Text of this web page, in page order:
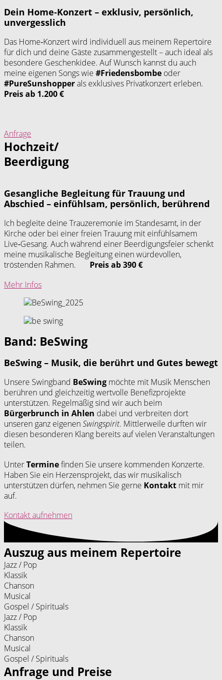
Dein Home‑Konzert – exklusiv, persönlich,
unvergesslich
Das Home‑Konzert wird individuell aus meinem Repertoire
für dich und deine Gäste zusammengestellt – auch ideal als
besondere Geschenkidee. Auf Wunsch kannst du auch
meine eigenen Songs wie #Friedensbombe oder
#PureSunshopperals exklusives Privatkonzert erleben.
Preis ab 1.200 €
Anfrage
Hochzeit/
Beerdigung
Gesangliche Begleitung für Trauung und
Abschied – einfühlsam, persönlich, berührend
Ich begleite deine Trauzeremonie im Standesamt, in der
Kirche oder bei einer freien Trauung mit einfühlsamem
Live‑Gesang. Auch während einer Beerdigungsfeier schenkt
meine musikalische Begleitung einen würdevollen,
tröstenden Rahmen. Preis ab 390 €
Mehr Infos
Band: BeSwing
BeSwing – Musik, die berührt und Gutes bewegt
Unsere Swingband BeSwing möchte mit Musik Menschen
berühren und gleichzeitig wertvolle Benefizprojekte
Bürgerbrunch in Ahlen dabei und verbreiten dort
unseren ganz eigenen Swingspirit. Mittlerweile durften wir
diesen besonderen Klang bereits auf vielen Veranstaltungen
teilen.
Unter Termine finden Sie unsere kommenden Konzerte.
Haben Sie ein Herzensprojekt, das wir musikalisch
unterstützen dürfen, nehmen Sie gerne Kontakt mit mir
auf.
Kontakt aufnehmen
Auszug aus meinem Repertoire
Jazz / Pop
Klassik
Chanson
Musical
Gospel / Spirituals
Jazz / Pop
Klassik
Chanson
Musical
Gospel / Spirituals
Anfrage und Preise